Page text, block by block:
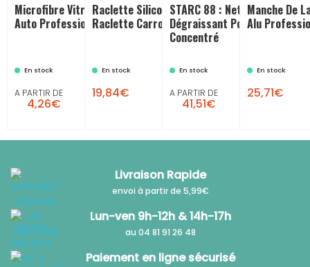
Microfibre Vitres : Microfibre
Auto Professionnelle
En stock
A PARTIR DE
4,26€
Raclette Silicone 1 Lame :
Raclette Carrosserie
En stock
19,84€
STARC 88 : Nettoyant
Dégraissant Polyvalent
Concentré
En stock
A PARTIR DE
41,51€
Manche De
Alu
En stock
25,71€
Livraison Rapide
envoi à partir de 5,99€
Lun-ven 9h-12h & 14h-17h
au 04 81 91 26 48
Paiement en ligne sécurisé